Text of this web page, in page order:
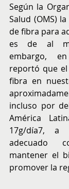
Según la
Salud (OMS)
de fibra para
es de al
embargo,
reportó que
fibra en
incluso por
América
17g/día7,
adecuado
mantener el
promover la